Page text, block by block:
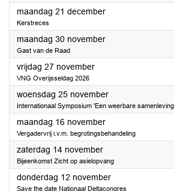
maandag 21 december2026
Kerstreces
maandag 30 november2026
Gast van de Raad
vrijdag 27 november2026
VNG Overijsseldag 2026
woensdag 25 november2026
Internationaal Symposium 'Een weerbare
maandag 16 november2026
Vergadervrij i.v.m. begrotingsbehandeling
zaterdag 14 november2026
Bijeenkomst Zicht op asielopvang
donderdag 12 november2026
Save the date Nationaal Deltacongres